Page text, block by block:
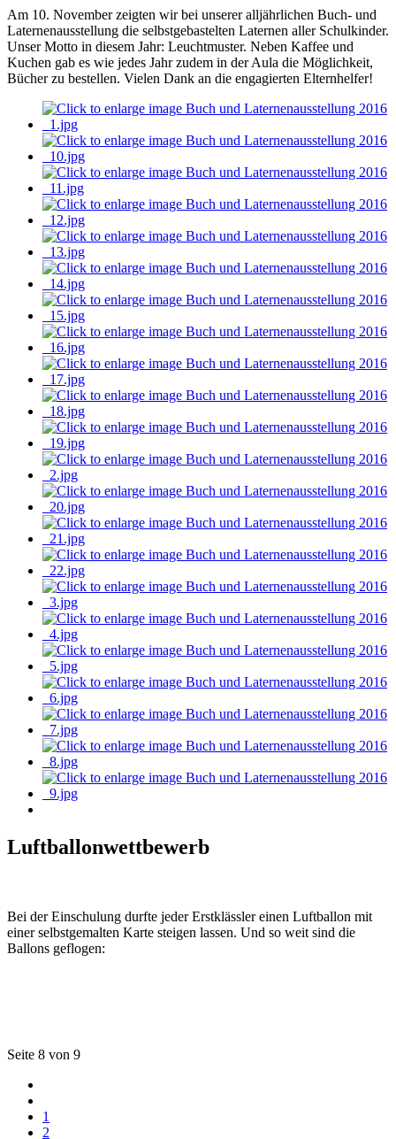
Am 10. November zeigten wir bei unserer alljährlichen Buch- und
Laternenausstellung die selbstgebastelten Laternen aller Schulkinder.
Unser Motto in diesem Jahr: Leuchtmuster. Neben Kaffee und
Kuchen gab es wie jedes Jahr zudem in der Aula die Möglichkeit,
Bücher zu bestellen. Vielen Dank an die engagierten Elternhelfer!
Luftballonwettbewerb
Bei der Einschulung durfte jeder Erstklässler einen Luftballon mit
einer selbstgemalten Karte steigen lassen. Und so weit sind die
Ballons geflogen:
Seite 8 von 9
1
2